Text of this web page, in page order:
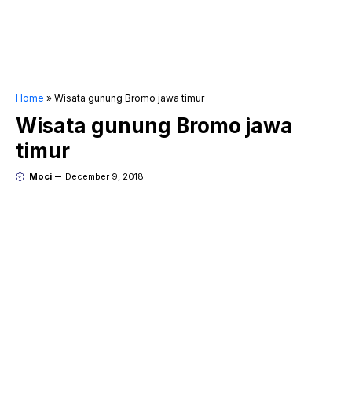
Home » Wisata gunung Bromo jawa timur
Wisata gunung Bromo jawa
timur
Moci December 9, 2018